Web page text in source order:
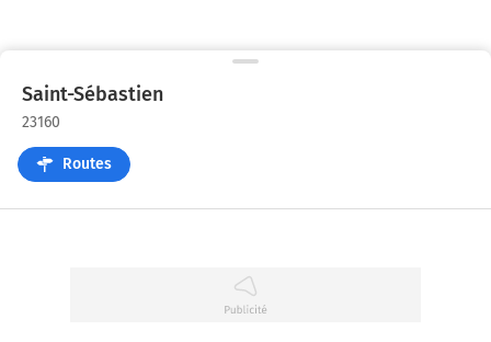
Saint-Sébastien
23160
Routes